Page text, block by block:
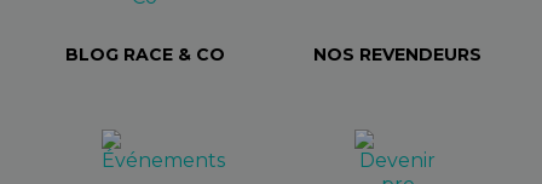
BLOG RACE & CO NOS REVENDEURS